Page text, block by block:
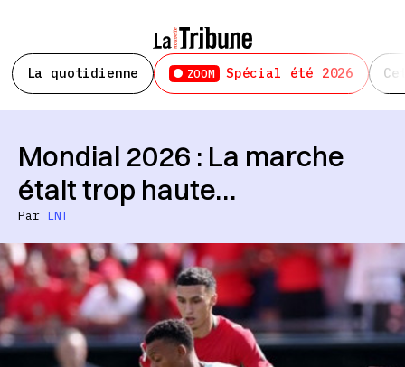
La quotidienne ZOOM Spécial été 2026
Mondial 2026 : La marche
était trop haute…
Par LNT